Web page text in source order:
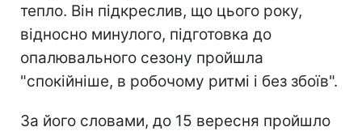
тепло. Він підкреслив, що цього року,
відносно минулого, підготовка до
опалювального сезону пройшла
"спокійніше, в робочому ритмі і без збоїв".
За його словами, до 15 вересня пройшло